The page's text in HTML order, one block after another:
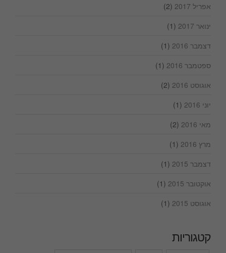
אפריל 2017
(2)
ינואר 2017
(1)
דצמבר 2016
(1)
ספטמבר 2016
(1)
אוגוסט 2016
(2)
יוני 2016
(1)
מאי 2016
(2)
מרץ 2016
(1)
דצמבר 2015
(1)
אוקטובר 2015
(1)
אוגוסט 2015
(1)
קטגוריות